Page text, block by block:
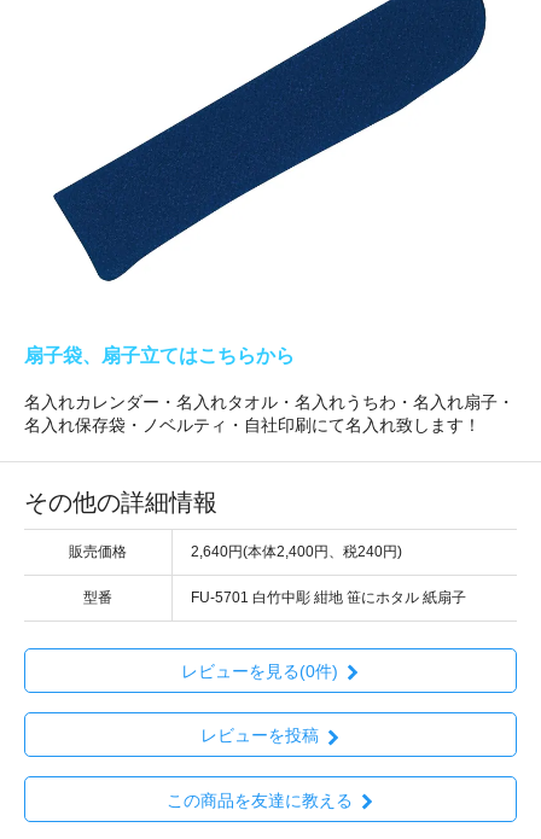
扇子袋、扇子立てはこちらから
名入れカレンダー・名入れタオル・名入れうちわ・名入れ扇子・
名入れ保存袋・ノベルティ・自社印刷にて名入れ致します！
その他の詳細情報
販売価格 2,640円(本体2,400円、税240円)
型番 FU-5701 白竹中彫 紺地 笹にホタル 紙扇子
レビューを見る(0件)
レビューを投稿
この商品を友達に教える